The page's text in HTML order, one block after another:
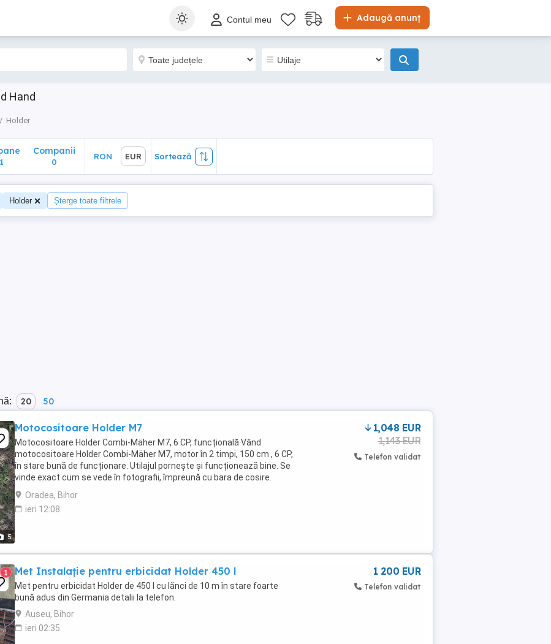
Adaugă anunț
Contul meu
Hand
Holder
Sortează
Companii
0
RON EUR Sortează
Holder Șterge toate filtrele
20 50
5
Motocositoare Holder M7
Motocositoare Holder Combi-Mäher M7, 6 CP, funcțională Vând
motocositoare Holder Combi-Mäher M7, motor în 2 timpi, 150 cm , 6 CP,
în stare bună de funcționare. Utilajul pornește și funcționează bine. Se
vinde exact cum se vede în fotografii, împreună cu bara de cosire.
Ideală pentru cosirea ierbii și ...
Oradea, Bihor
ieri 12:08
1,048 EUR
1,143 EUR
Telefon validat
1 Met Instalație pentru erbicidat Holder 450 l
Met pentru erbicidat Holder de 450 l cu lănci de 10 m în stare foarte
bună adus din Germania detalii la telefon.
Auseu, Bihor
ieri 02:35
1 200 EUR
Telefon validat